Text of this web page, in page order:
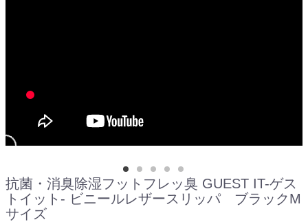
抗菌・消臭除湿フットフレッ臭 GUEST IT-ゲス
トイット- ビニールレザースリッパ ブラックM
サイズ